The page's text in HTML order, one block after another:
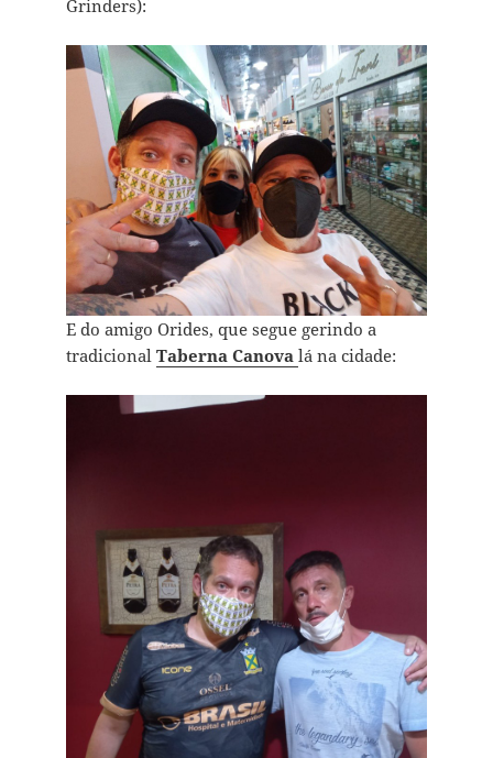
Grinders):
E do amigo Orides, que segue gerindo a
tradicional Taberna Canova lá na cidade: